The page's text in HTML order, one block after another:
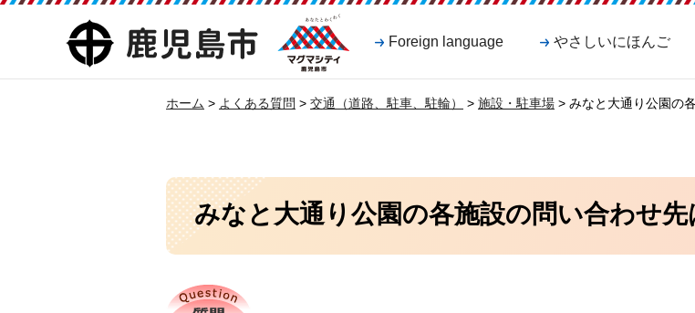
鹿児島市
マグマシティ
鹿児島市
Foreign language やさしいにほんご
ホーム > よくある質問 > 交通（道路、駐車、駐輪） > 施設・駐車場 > みなと大通り公園の
みなと大通り公園の各施設の問い合わせ先
質問